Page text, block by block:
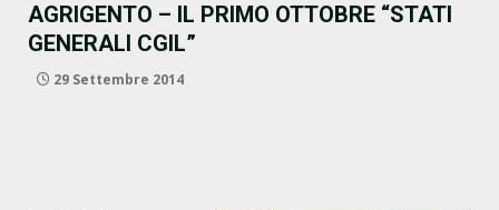
AGRIGENTO – IL PRIMO OTTOBRE “STATI
GENERALI CGIL”
29 Settembre 2014